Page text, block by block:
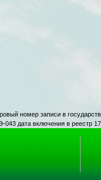
номер записи в
дата включения в реестр